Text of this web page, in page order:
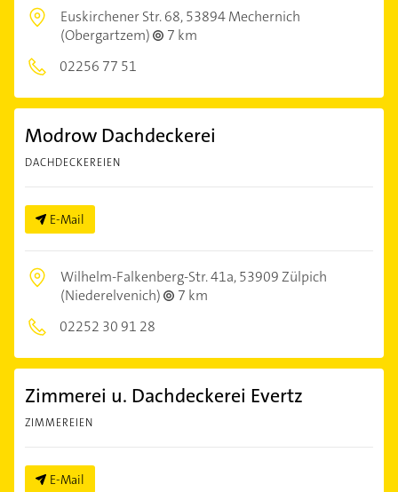
Euskirchener Str. 68,53894 Mechernich
(Obergartzem)
7 km
02256 77 51
Modrow Dachdeckerei
DACHDECKEREIEN
E-Mail
Wilhelm-Falkenberg-Str. 41a,53909 Zülpich
(Niederelvenich)
7 km
02252 30 91 28
Zimmerei u. Dachdeckerei Evertz
ZIMMEREIEN
E-Mail